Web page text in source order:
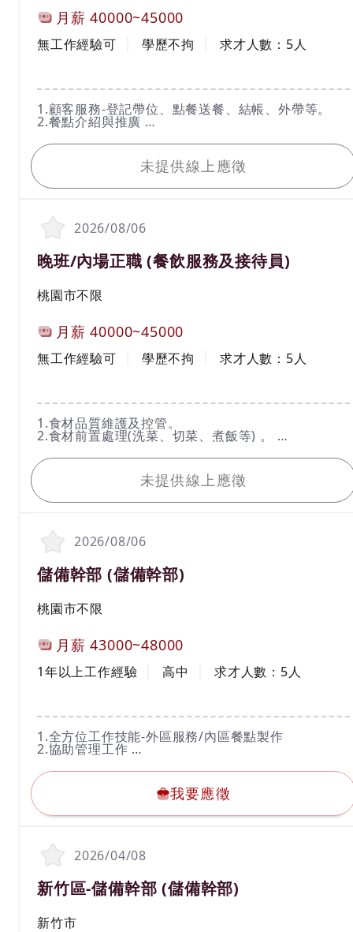
月薪 40000~45000
無工作經驗可 學歷不拘 求才人數： 5人
工作內容
1.顧客服務-登記帶位、點餐送餐、結帳、外帶等。
2.餐點介紹與推廣
4.擺設餐具、撤桌、撤餐車。
5.維持環境乾淨整潔。
6.完成主管交辦事項。
我要應徵
未提供線上應徵
2026/08/06
職務名稱(職業類別)
晚班/內場正職 (餐飲服務及接待員)
桃園市不限
月薪 40000~45000
工作經驗
無工作經驗可 學歷不拘 求才人數： 5人
工作內容
1.食材品質維護及控管。
2.食材前置處理(洗菜、切菜、煮飯等) 。
4.餐具清洗及設備保養。
5.維持工作區域乾淨整潔。
6.完成主管交辦事項。
＊具團隊精神，主動協助夥伴。
我要應徵
未提供線上應徵
2026/08/06
職務名稱(職業類別)
儲備幹部 (儲備幹部)
桃園市不限
月薪 43000~48000
1年以上工作經驗 高中 求才人數： 5人
工作內容
1.全方位工作技能-外區服務/內區餐點製作
2.協助管理工作
4.協助人力調度與配置
5.配合公司教育訓練
我要應徵
我要應徵
2026/04/08
職務名稱(職業類別)
新竹區-儲備幹部 (儲備幹部)
新竹市